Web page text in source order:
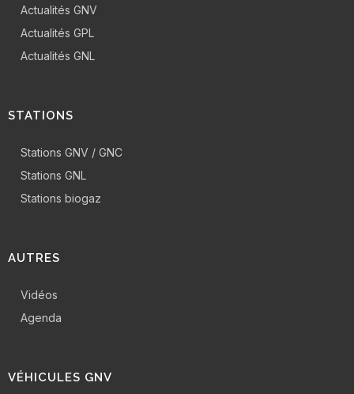
Actualités GNV
Actualités GPL
Actualités GNL
STATIONS
Stations GNV / GNC
Stations GNL
Stations biogaz
AUTRES
Vidéos
Agenda
VÉHICULES GNV